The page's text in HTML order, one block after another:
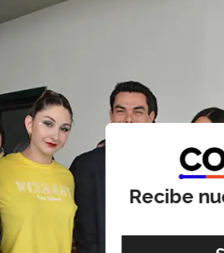
Recibe